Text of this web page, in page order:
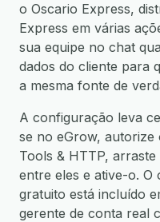
o Oscario Express,
Express em várias
sua equipe no chat
dados do cliente para
a mesma fonte de
A configuração leva
se no eGrow, autorize
Tools & HTTP,
entre eles e ative-o. O
gratuito está incluído
gerente de conta real